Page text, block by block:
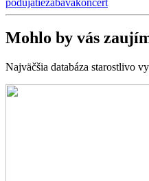
Mohlo by vás
Najväčšia databáza starostlivo